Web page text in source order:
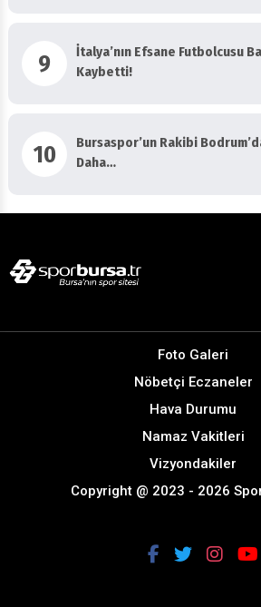
9
İtalya’nın Efsane Futbolcusu
Kaybetti!
10
Bursaspor’un Rakibi
Daha…
Foto Galeri
Nöbetçi Eczaneler
Hava Durumu
Namaz Vakitleri
Vizyondakiler
Copyright @ 2023 - 2026